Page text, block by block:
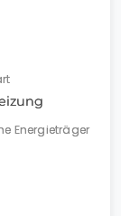
Energieträger